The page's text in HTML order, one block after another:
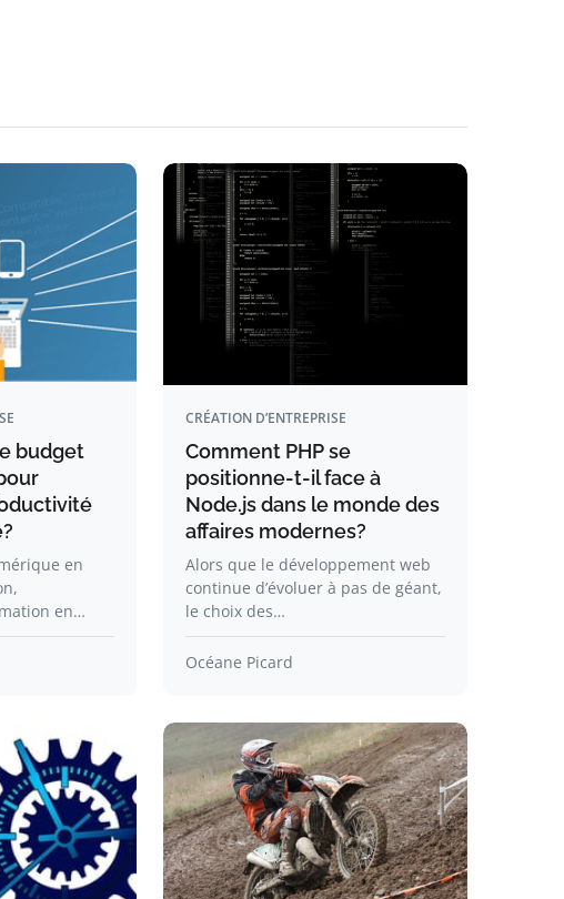
budget
en
en…
CRÉATION D’ENTREPRISE
Comment PHP se
positionne-t-il face à
Node.js dans le monde des
affaires modernes?
Alors que le développement web
continue d’évoluer à pas de géant,
le choix des…
Océane Picard